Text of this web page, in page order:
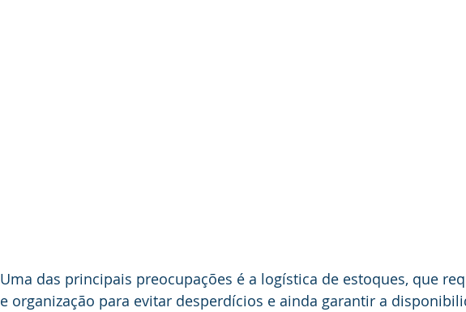
Uma das principais preocupações é a logística de estoques, que
e organização para evitar desperdícios e ainda garantir a